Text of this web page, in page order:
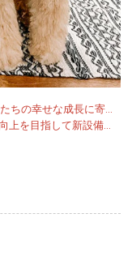
Nianbeastは社会的責任を担い、子どもたちの幸せな成長に寄り添います。
ぬいぐるみ工場、生産効率と製品品質の向上を目指して新設備を導入